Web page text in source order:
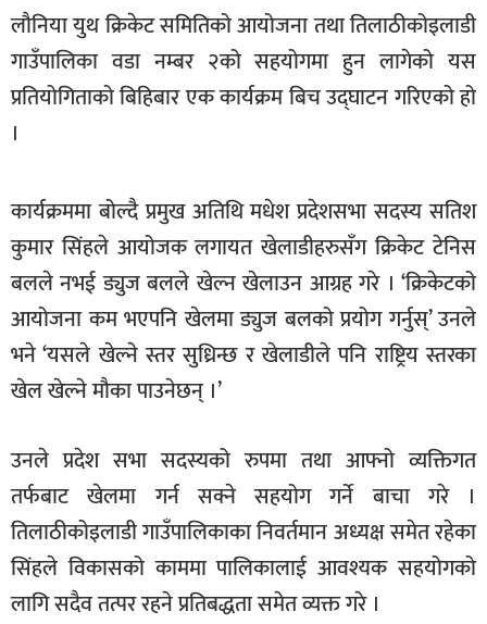
अर्थ
खेलकुद
भिडियो
अन्य
समाज
शिक्षा
विचार
स्वास्थ्य
लौनिया युथ क्रिकेट समितिको आयोजना तथा तिलाठीकोइलाडी
गाउँपालिका वडा नम्बर २को सहयोगमा हुन लागेको यस
प्रतियोगिताको बिहिबार एक कार्यक्रम बिच उद्घाटन गरिएको हो
।
कार्यक्रममा बोल्दै प्रमुख अतिथि मधेश प्रदेशसभा सदस्य सतिश
कुमार सिंहले आयोजक लगायत खेलाडीहरुसँग क्रिकेट टेनिस
बलले नभई ड्युज बलले खेल्न खेलाउन आग्रह गरे । ‘क्रिकेटको
आयोजना कम भएपनि खेलमा ड्युज बलको प्रयोग गर्नुस्’ उनले
भने ‘यसले खेल्ने स्तर सुध्रिन्छ र खेलाडीले पनि राष्ट्रिय स्तरका
खेल खेल्ने मौका पाउनेछन् ।’
उनले प्रदेश सभा सदस्यको रुपमा तथा आफ्नो व्यक्तिगत
तर्फबाट खेलमा गर्न सक्ने सहयोग गर्ने बाचा गरे ।
तिलाठीकोइलाडी गाउँपालिकाका निवर्तमान अध्यक्ष समेत रहेका
सिंहले विकासको काममा पालिकालाई आवश्यक सहयोगको
लागि सदैव तत्पर रहने प्रतिबद्धता समेत व्यक्त गरे ।